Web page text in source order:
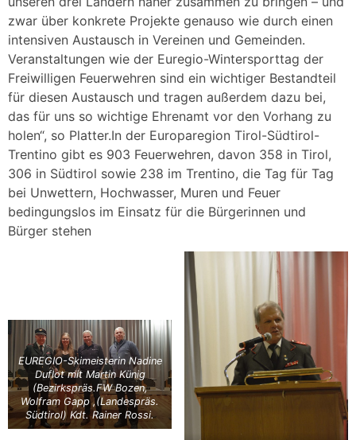
zwar über konkrete Projekte genauso wie durch einen
intensiven Austausch in Vereinen und Gemeinden.
Veranstaltungen wie der Euregio-Wintersporttag der
Freiwilligen Feuerwehren sind ein wichtiger Bestandteil
für diesen Austausch und tragen außerdem dazu bei,
das für uns so wichtige Ehrenamt vor den Vorhang zu
holen“, so Platter.In der Europaregion Tirol-Südtirol-
Trentino gibt es 903 Feuerwehren, davon 358 in Tirol,
306 in Südtirol sowie 238 im Trentino, die Tag für Tag
bei Unwettern, Hochwasser, Muren und Feuer
bedingungslos im Einsatz für die Bürgerinnen und
Bürger stehen
EUREGIO-Skimeisterin Nadine
Duflot mit Martin Künig
(Bezirkspräs.FW Bozen,
Wolfram Gapp ,(Landespräs.
Südtirol) Kdt. Rainer Rossi.